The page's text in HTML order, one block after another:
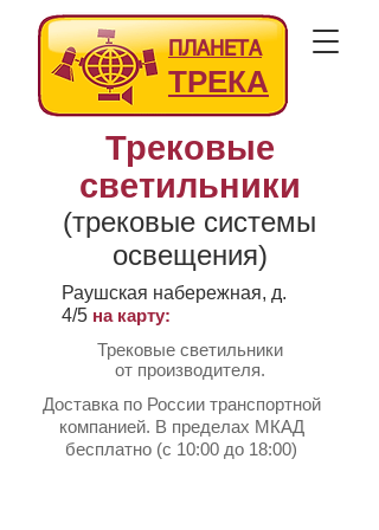
ПЛАНЕТА
ТРЕКА
Трековые
светильники
(трековые системы
освещения)
Раушская набережная, д.
4/5 на карту:
Трековые светильники
от производителя.
Доставка по России транспортной
компанией. В пределах МКАД
бесплатно (с 10:00 до 18:00)